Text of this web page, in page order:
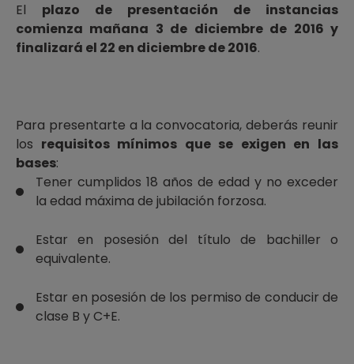
El plazo de presentación de instancias
comienza mañana 3 de diciembre de 2016 y
finalizará el 22 en diciembre de 2016.
Para presentarte a la convocatoria, deberás reunir
los requisitos mínimos que se exigen en las
bases:
Tener cumplidos 18 años de edad y no exceder
la edad máxima de jubilación forzosa.
Estar en posesión del título de bachiller o
equivalente.
Estar en posesión de los permiso de conducir de
clase B y C+E.